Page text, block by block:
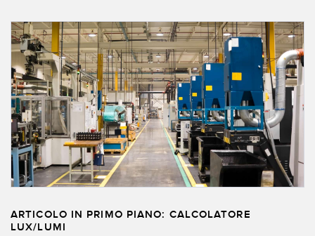
ARTICOLO IN PRIMO PIANO: CALCOLATORE
LUX/LUMI